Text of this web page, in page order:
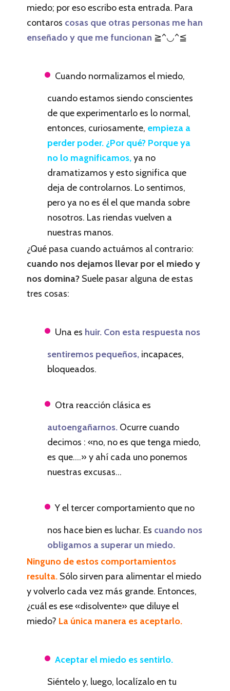
miedo; por eso escribo esta entrada. Para
contaros cosas que otras personas me han
enseñado y que me funcionan ≧^◡^≦
Cuando normalizamos el miedo,
cuando estamos siendo conscientes
de que experimentarlo es lo normal,
entonces, curiosamente, empieza a
perder poder. ¿Por qué? Porque ya
no lo magnificamos,ya no
dramatizamos y esto significa que
deja de controlarnos. Lo sentimos,
pero ya no es él el que manda sobre
nosotros. Las riendas vuelven a
nuestras manos.
¿Qué pasa cuando actuámos al contrario:
cuando nos dejamos llevar por el miedo y
nos domina? Suele pasar alguna de estas
tres cosas:
Una es huir. Con esta respuesta nos
sentiremos pequeños, incapaces,
bloqueados.
Otra reacción clásica es
autoengañarnos. Ocurre cuando
decimos : «no, no es que tenga miedo,
es que….» y ahí cada uno ponemos
nuestras excusas…
Y el tercer comportamiento que no
nos hace bien es luchar. Es cuando nos
obligamos a superar un miedo.
Ninguno de estos comportamientos
resulta. Sólo sirven para alimentar el miedo
y volverlo cada vez más grande. Entonces,
¿cuál es ese «disolvente» que diluye el
miedo? La única manera es aceptarlo.
Aceptar el miedo es sentirlo.
Siéntelo y, luego, localízalo en tu